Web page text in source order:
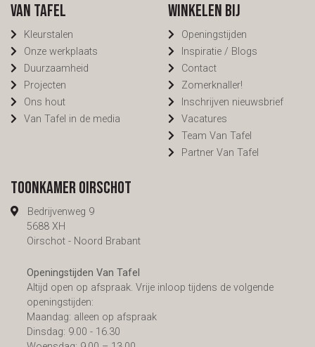
Van Tafel
Kleurstalen
Onze werkplaats
Duurzaamheid
Projecten
Ons hout
Van Tafel in de media
Winkelen bij
Openingstijden
Inspiratie / Blogs
Contact
Zomerknaller!
Inschrijven nieuwsbrief
Vacatures
Team Van Tafel
Partner Van Tafel
Toonkamer Oirschot
Bedrijvenweg 9
5688 XH
Oirschot - Noord Brabant
Openingstijden Van Tafel
Altijd open op afspraak. Vrije inloop tijdens de volgende
openingstijden:
Maandag: alleen op afspraak
Dinsdag: 9.00 - 16.30